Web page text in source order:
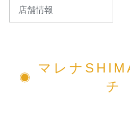
店舗情報
マレナ
チ